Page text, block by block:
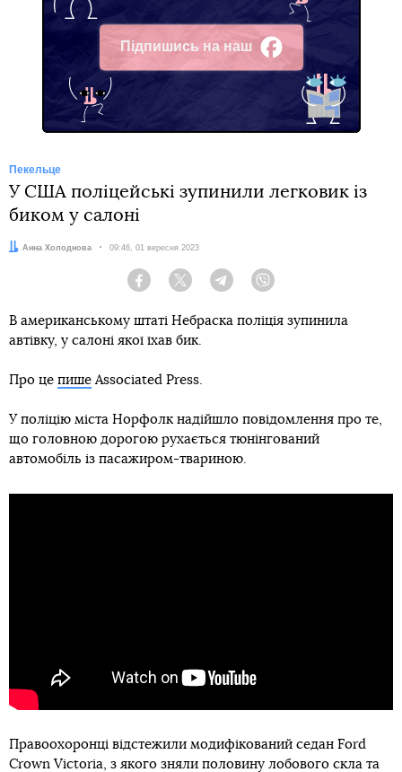
Підпишись на наш
Facebook
Пекельце
У США поліцейські зупинили легковик із
биком у салоні
Автор:
Анна Холоднова Дата:
09:46, 01 вересня 2023
Facebook Twitter Telegram
В американському штаті Небраска поліція зупинила
автівку, у салоні якої їхав бик.
Про це пише Associated Press.
У поліцію міста Норфолк надійшло повідомлення про те,
що головною дорогою рухається тюнінгований
автомобіль із пасажиром-твариною.
Правоохоронці відстежили модифікований седан Ford
Crown Victoria, з якого зняли половину лобового скла та